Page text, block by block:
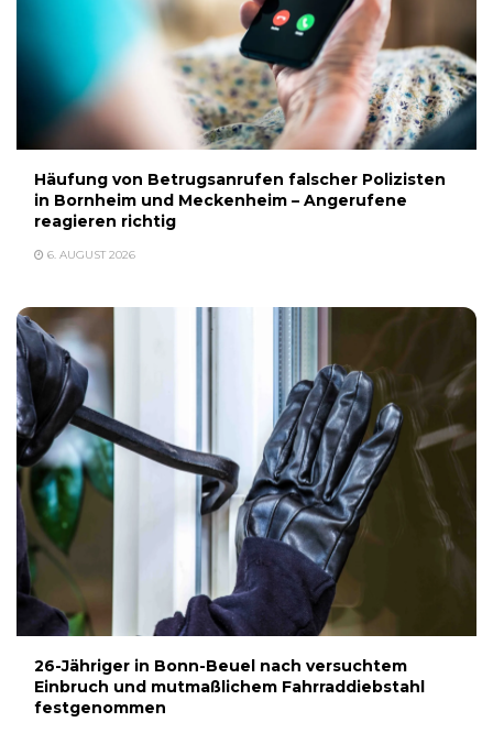
Häufung von Betrugsanrufen falscher Polizisten
in Bornheim und Meckenheim – Angerufene
reagieren richtig
6. AUGUST 2026
26-Jähriger in Bonn-Beuel nach versuchtem
Einbruch und mutmaßlichem Fahrraddiebstahl
festgenommen